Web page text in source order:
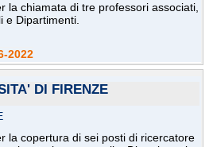
la chiamata di tre professori associati,
e Dipartimenti.
2022
DI FIRENZE
la copertura di sei posti di ricercatore